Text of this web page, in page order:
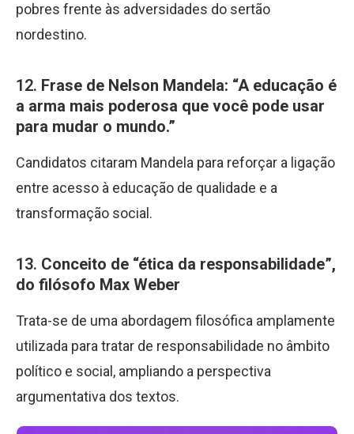
pobres frente às adversidades do sertão
nordestino.
12. Frase de Nelson Mandela: “A educação é
a arma mais poderosa que você pode usar
para mudar o mundo.”
Candidatos citaram Mandela para reforçar a ligação
entre acesso à educação de qualidade e a
transformação social.
13. Conceito de “ética da responsabilidade”,
do filósofo Max Weber
Trata-se de uma abordagem filosófica amplamente
utilizada para tratar de responsabilidade no âmbito
político e social, ampliando a perspectiva
argumentativa dos textos.